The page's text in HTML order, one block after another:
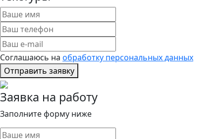
Соглашаюсь на обработку персональных данных
Отправить заявку
Заявка на работу
Заполните форму ниже